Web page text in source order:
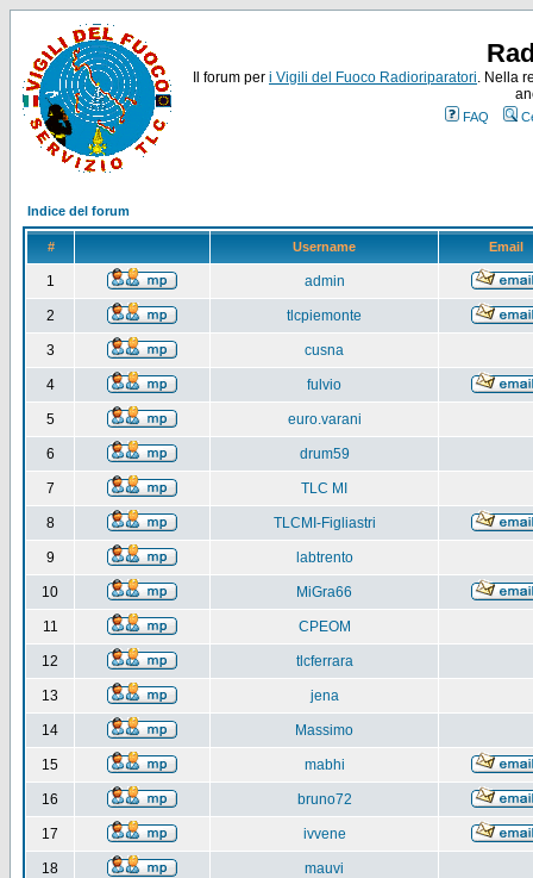
Il forum per i Vigili del Fuoco Radioriparatori. Nella
FAQ
Indice del forum
# Username Email
1 admin
2 tlcpiemonte
3 cusna
4 fulvio
5 euro.varani
6 drum59
7 TLC MI
8 TLCMI-Figliastri
9 labtrento
10 MiGra66
11 CPEOM
12 tlcferrara
13 jena
14 Massimo
15 mabhi
16 bruno72
17 ivvene
18 mauvi